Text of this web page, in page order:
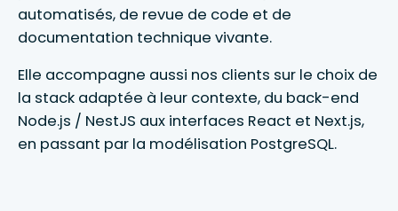
automatisés, de revue de code et de
documentation technique vivante.
Elle accompagne aussi nos clients sur le choix de
la stack adaptée à leur contexte, du back-end
Node.js / NestJS aux interfaces React et Next.js,
en passant par la modélisation PostgreSQL.